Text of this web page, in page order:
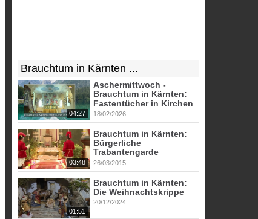
Brauchtum in Kärnten ...
04:27
Aschermittwoch -
Brauchtum in Kärnten:
Fastentücher in Kirchen
18/02/2026
03:48
Brauchtum in Kärnten:
Bürgerliche
Trabantengarde
26/03/2015
01:51
Brauchtum in Kärnten:
Die Weihnachtskrippe
20/12/2024